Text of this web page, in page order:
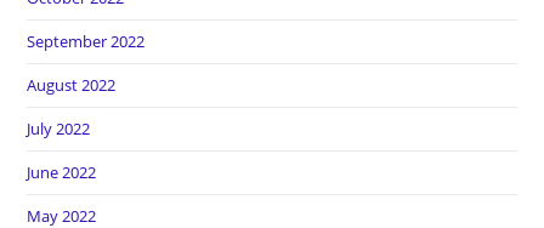
September 2022
August 2022
July 2022
June 2022
May 2022